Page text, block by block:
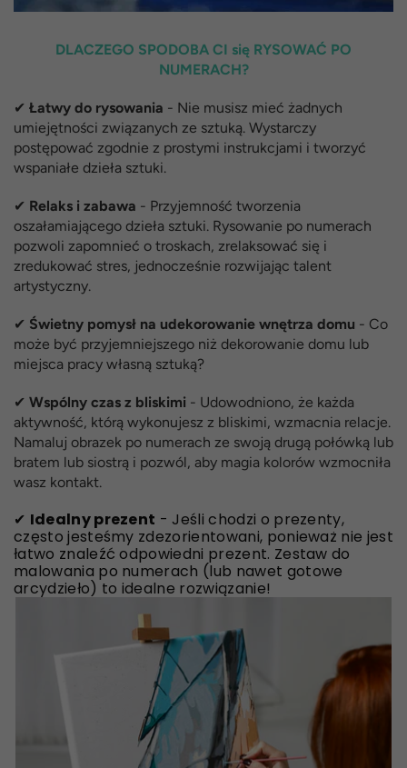
DLACZEGO SPODOBA CI się RYSOWAĆ PO
NUMERACH?
✔ Łatwy do rysowania - Nie musisz mieć żadnych
umiejętności związanych ze sztuką. Wystarczy
postępować zgodnie z prostymi instrukcjami i tworzyć
wspaniałe dzieła sztuki.
✔ Relaks i zabawa - Przyjemność tworzenia
oszałamiającego dzieła sztuki. Rysowanie po numerach
pozwoli zapomnieć o troskach, zrelaksować się i
zredukować stres, jednocześnie rozwijając talent
artystyczny.
✔ Świetny pomysł na udekorowanie wnętrza domu - Co
może być przyjemniejszego niż dekorowanie domu lub
miejsca pracy własną sztuką?
✔ Wspólny czas z bliskimi - Udowodniono, że każda
aktywność, którą wykonujesz z bliskimi, wzmacnia relacje.
Namaluj obrazek po numerach ze swoją drugą połówką lub
bratem lub siostrą i pozwól, aby magia kolorów wzmocniła
wasz kontakt.
✔ Idealny prezent - Jeśli chodzi o prezenty,
często jesteśmy zdezorientowani, ponieważ nie jest
łatwo znaleźć odpowiedni prezent. Zestaw do
malowania po numerach (lub nawet gotowe
arcydzieło) to idealne rozwiązanie!